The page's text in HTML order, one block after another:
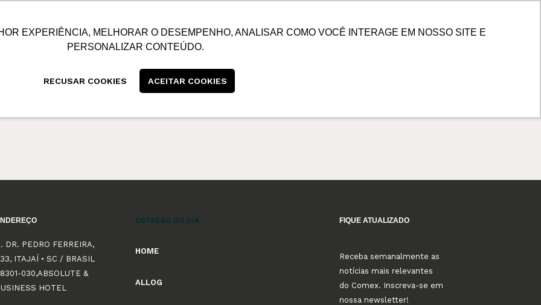
EXPERIÊNCIA, MELHORAR O DESEMPENHO, ANALISAR COMO VOCÊ INTERAGE EM NOSSO SITE E
PERSONALIZAR CONTEÚDO.
RECUSAR COOKIES ACEITAR COOKIES
SUSTENTABILIDADE BLOG CONTATO CENTRAL DE CLIENTES
DR. PEDRO FERREIRA,
ITAJAÍ • SC / BRASIL
030,ABSOLUTE &
HOTEL
COTAÇÃO DO DIA
HOME
ALLOG
FIQUE ATUALIZADO
Receba semanalmente as
notícias mais relevantes
do Comex. Inscreva-se em
nossa newsletter!